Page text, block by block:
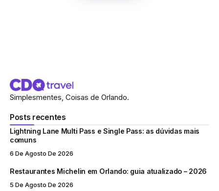
Simplesmentes, Coisas de Orlando.
Posts recentes
Lightning Lane Multi Pass e Single Pass: as dúvidas mais
comuns
6 De Agosto De 2026
Restaurantes Michelin em Orlando: guia atualizado – 2026
5 De Agosto De 2026